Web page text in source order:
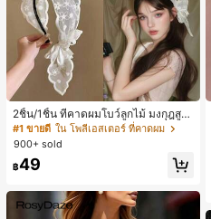
2ชิ้น/1ชิ้น ที่คาดผมโบว์ลูกไม้ มงกุฎสูง
แถบกว้าง สีดำ สีขาว สำหรับใส่ประจำ
วัน กิ๊บติดผม ยางรัดผม (ลายปักดอกไม้
จัดวางแบบสุ่ม)
#1 ขายดี ใน โพลีเอสเตอร์ ที่คาดผม
900+ sold
฿49